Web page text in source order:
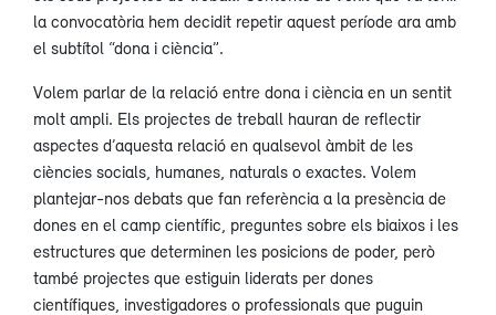
la convocatòria hem decidit repetir aquest període ara amb
el subtítol “dona i ciència”.
Volem parlar de la relació entre dona i ciència en un sentit
molt ampli. Els projectes de treball hauran de reflectir
aspectes d’aquesta relació en qualsevol àmbit de les
ciències socials, humanes, naturals o exactes. Volem
plantejar-nos debats que fan referència a la presència de
dones en el camp científic, preguntes sobre els biaixos i les
estructures que determinen les posicions de poder, però
també projectes que estiguin liderats per dones
científiques, investigadores o professionals que puguin